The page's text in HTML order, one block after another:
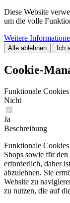
Diese Website
um die volle
Weitere
Alle ablehnen Ich
Cookie-
Funktionale Cookies
Nicht
Ja
Beschreibung
Funktionale
Shops sowie für
erforderlich, daher
abzulehnen. Sie
Website zu
zu nutzen, die auf